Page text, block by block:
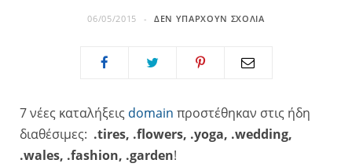
06/05/2015 ΔΕΝ ΥΠΆΡΧΟΥΝ ΣΧΌΛΙΑ
7 νέες καταλήξεις domain προστέθηκαν στις ήδη
διαθέσιμες: .tires, .flowers, .yoga, .wedding,
.wales, .fashion, .garden!